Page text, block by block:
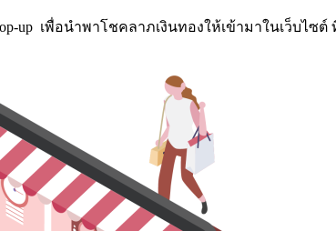
up เพื่อนำพาโชคลาภเงินทองให้เข้ามาในเว็บไ